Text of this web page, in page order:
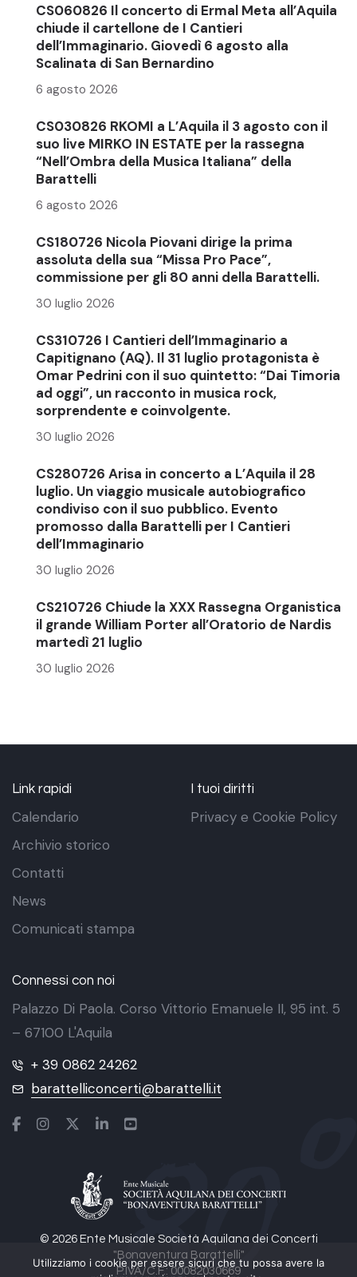
CS060826 Il concerto di Ermal Meta all’Aquila
chiude il cartellone de I Cantieri
dell’Immaginario. Giovedì 6 agosto alla
Scalinata di San Bernardino
6 agosto 2026
CS030826 RKOMI a L’Aquila il 3 agosto con il
suo live MIRKO IN ESTATE per la rassegna
“Nell’Ombra della Musica Italiana” della
Barattelli
6 agosto 2026
CS180726 Nicola Piovani dirige la prima
assoluta della sua “Missa Pro Pace”,
commissione per gli 80 anni della Barattelli.
30 luglio 2026
CS310726 I Cantieri dell’Immaginario a
Capitignano (AQ). Il 31 luglio protagonista è
Omar Pedrini con il suo quintetto: “Dai Timoria
ad oggi”, un racconto in musica rock,
sorprendente e coinvolgente.
30 luglio 2026
CS280726 Arisa in concerto a L’Aquila il 28
luglio. Un viaggio musicale autobiografico
condiviso con il suo pubblico. Evento
promosso dalla Barattelli per I Cantieri
dell’Immaginario
30 luglio 2026
CS210726 Chiude la XXX Rassegna Organistica
il grande William Porter all’Oratorio de Nardis
martedì 21 luglio
30 luglio 2026
© 2026 Ente Musicale Società Aquilana dei Concerti
"Bonaventura Barattelli"
P.IVA/C.F.: 00082030669
Link rapidi
Calendario
Archivio storico
Contatti
News
Comunicati stampa
I tuoi diritti
Privacy e Cookie Policy
Connessi con noi
Palazzo Di Paola. Corso Vittorio Emanuele II, 95 int. 5
– 67100 L'Aquila
+ 39 0862 24262
barattelliconcerti@barattelli.it
Utilizziamo i cookie per essere sicuri che tu possa avere la